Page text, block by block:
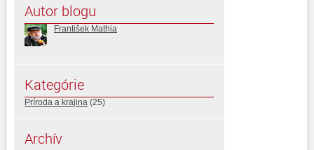
Autor blogu
František Mathia
Kategórie
Príroda a krajina (25)
Archív